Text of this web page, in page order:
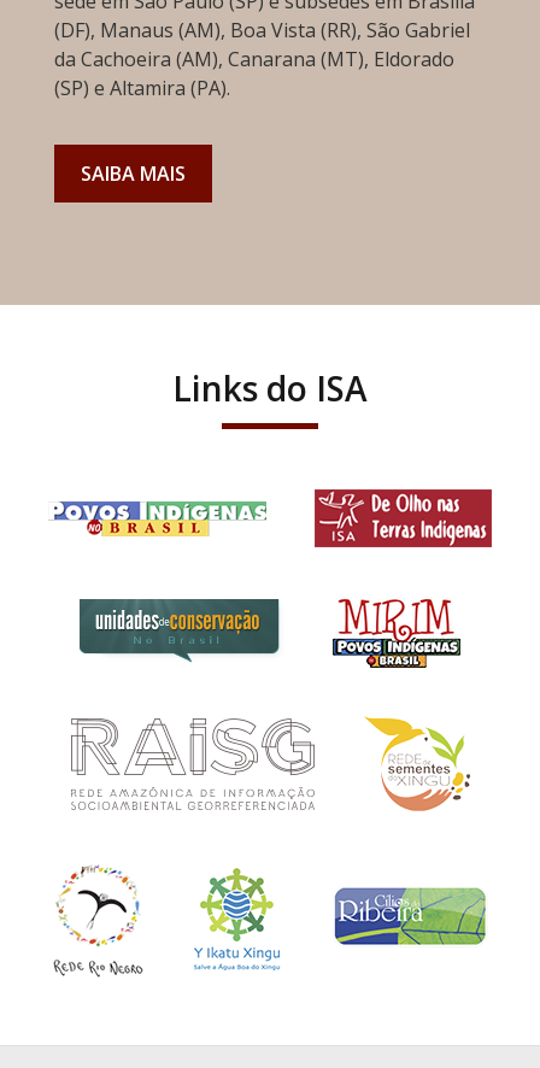
(DF), Manaus (AM), Boa Vista (RR), São Gabriel
da Cachoeira (AM), Canarana (MT), Eldorado
(SP) e Altamira (PA).
SAIBA MAIS
Links do ISA